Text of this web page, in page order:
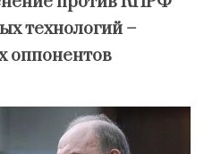
технологий –
оппонентов